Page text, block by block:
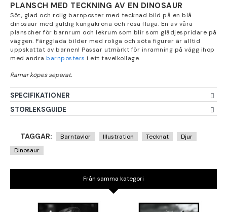
PLANSCH MED TECKNING AV EN DINOSAUR
Söt, glad och rolig barnposter med tecknad bild på en blå
dinosaur med guldig kungakrona och rosa fluga. En av våra
planscher för barnrum och lekrum som blir som glädjespridare på
väggen. Färgglada bilder med roliga och söta figurer är alltid
uppskattat av barnen! Passar utmärkt för inramning på vägg ihop
med andra barnposters i ett tavelkollage.
SPECIFIKATIONER
STORLEKSGUIDE
TAGGAR: Barntavlor Illustration Tecknat
Djur
Dinosaur
Från samma kategori